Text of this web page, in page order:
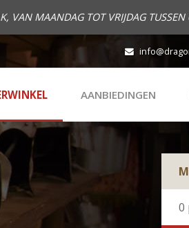
VAN MAANDAG TOT VRIJDAG
AANBIEDINGEN
0